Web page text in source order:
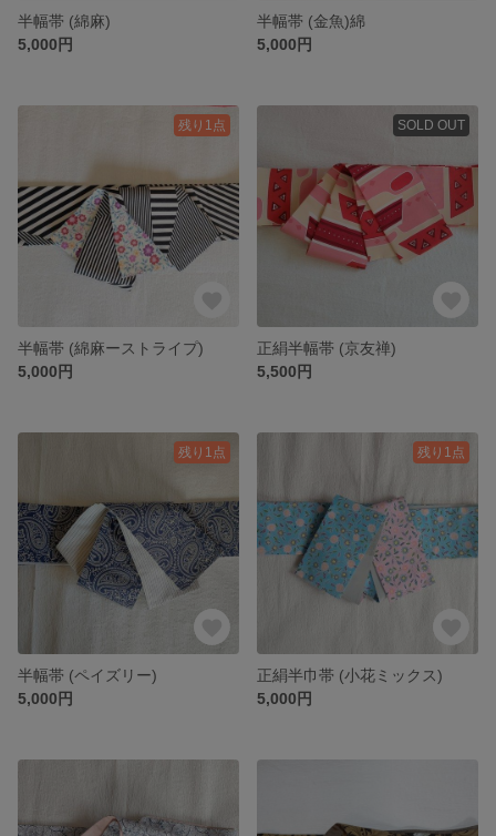
半幅帯 (綿麻)
5,000円
半幅帯 (金魚)綿
5,000円
残り1点
半幅帯 (綿麻ーストライプ)
5,000円
SOLD OUT
正絹半幅帯 (京友禅)
5,500円
残り1点
半幅帯 (ペイズリー)
5,000円
残り1点
正絹半巾帯 (小花ミックス)
5,000円